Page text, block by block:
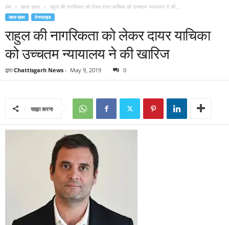
होम खास ख़बर राहुल की नागरिकता को लेकर दायर याचिका को उच्चतम न्यायालय ने की...
खास ख़बर मेनस्लाइड
राहुल की नागरिकता को लेकर दायर याचिका
को उच्चतम न्यायालय ने की खारिज
द्वारा Chattisgarh News - May 9, 2019 0
साझा करना